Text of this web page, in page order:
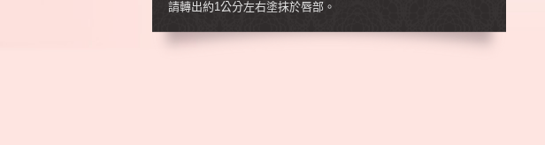
請轉出約1公分左右塗抹於唇部。